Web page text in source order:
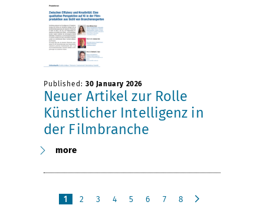
Published: 30 January 2026
Neuer Artikel zur Rolle
Künstlicher Intelligenz in
der Filmbranche
more
1 2 3 4 5 6 7
8